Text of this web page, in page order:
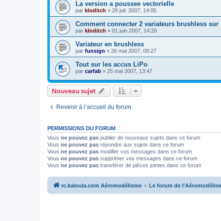
La version a poussee vectorielle
par kloditch » 26 juil. 2007, 14:05
Comment connecter 2 variateurs brushless sur
par kloditch » 01 juin 2007, 14:26
Variateur en brushless
par funsign » 26 mai 2007, 09:27
Tout sur les accus LiPo
par carfab » 25 mai 2007, 13:47
Nouveau sujet
Revenir à l’accueil du forum
PERMISSIONS DU FORUM
Vous ne pouvez pas publier de nouveaux sujets dans ce forum
Vous ne pouvez pas répondre aux sujets dans ce forum
Vous ne pouvez pas modifier vos messages dans ce forum
Vous ne pouvez pas supprimer vos messages dans ce forum
Vous ne pouvez pas transférer de pièces jointes dans ce forum
rc.kaloula.com Aéromodélisme Le forum de